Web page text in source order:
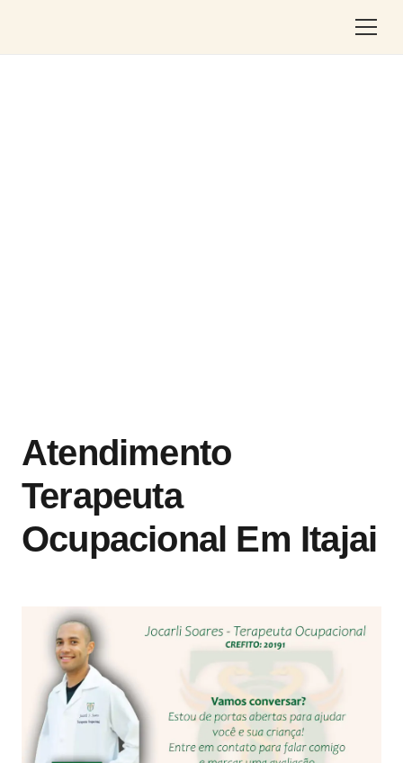
Atendimento
Terapeuta
Ocupacional Em Itajai